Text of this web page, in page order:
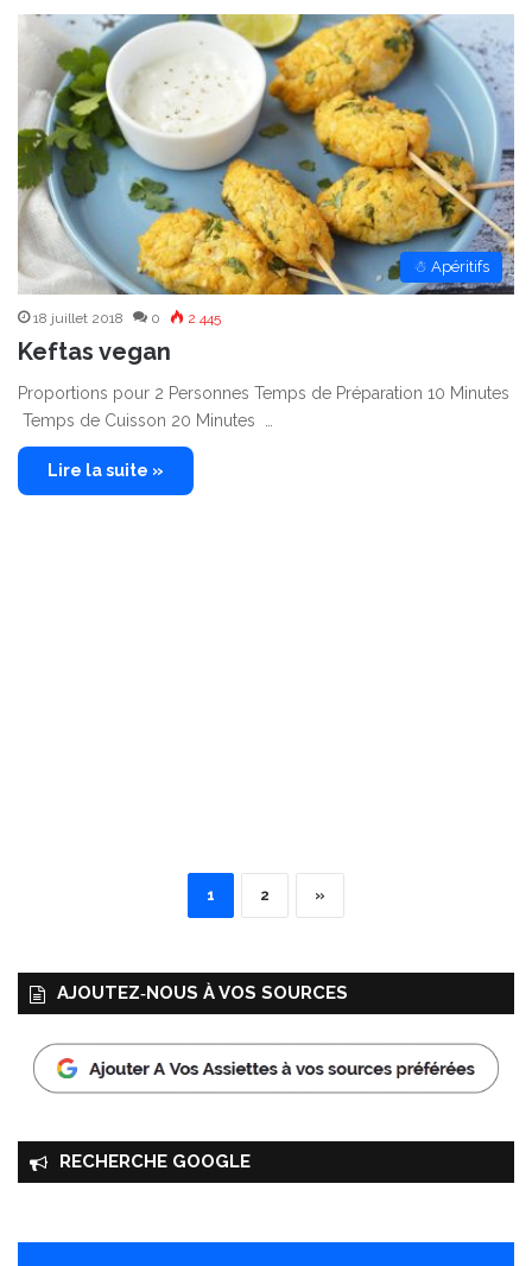
☃ Apéritifs
18 juillet 2018 0 2 445
Keftas vegan
Proportions pour 2 Personnes Temps de Préparation 10 Minutes
Temps de Cuisson 20 Minutes …
Lire la suite »
1 2 »
AJOUTEZ‑NOUS À VOS SOURCES
RECHERCHE GOOGLE